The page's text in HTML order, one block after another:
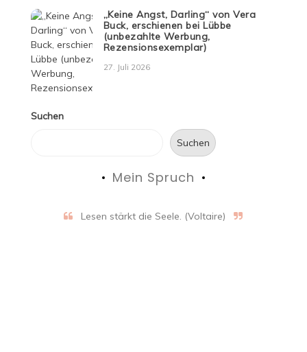
„Keine Angst, Darling“ von Vera
Buck, erschienen bei Lübbe
(unbezahlte Werbung,
Rezensionsexemplar)
27. Juli 2026
Suchen
Suchen
Mein Spruch
Lesen stärkt die Seele. (Voltaire)